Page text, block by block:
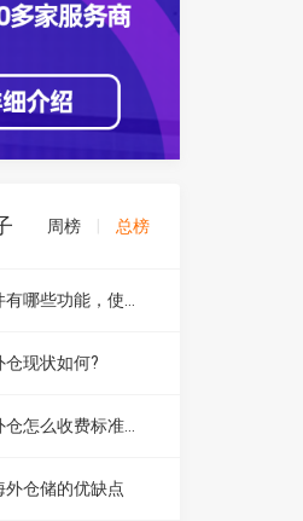
周榜 总榜
仓现状如何?
东南亚海外仓怎么收费标准是什么?要收哪些费用?
外仓储的优缺点